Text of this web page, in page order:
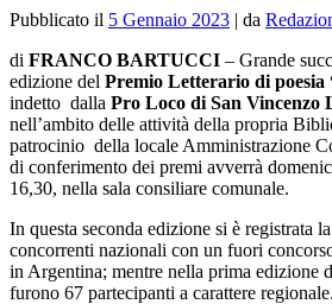
Pubblicato il 5 Gennaio 2023 | da
di FRANCO BARTUCCI – Grande
edizione del Premio Letterario di poesia
indetto dalla Pro Loco di San Vincenzo
nell’ambito delle attività della propria
patrocinio della locale Amministrazione
di conferimento dei premi avverrà
16,30, nella sala consiliare comunale.
In questa seconda edizione si è registrata
concorrenti nazionali con un fuori
in Argentina; mentre nella prima edizione
furono 67 partecipanti a carattere regionale.